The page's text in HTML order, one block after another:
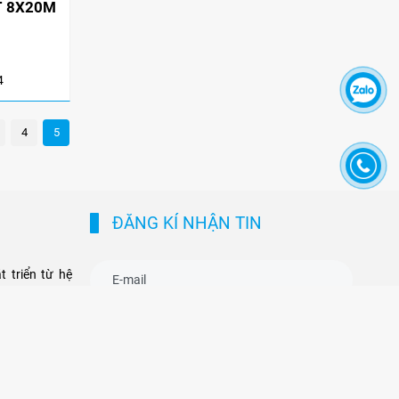
8X20M
4 5
cạnh tranh cho chủ đầu tư, mà còn mở ra cơ
triển từ hệ
ĐĂNG KÍ NHẬN TIN